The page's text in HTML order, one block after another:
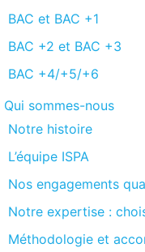
BAC et BAC +1
BAC +2 et BAC +3
BAC +4/+5/+6
Qui sommes-nous
Notre histoire
L’équipe ISPA
Nos engagements
Notre expertise :
Méthodologie et